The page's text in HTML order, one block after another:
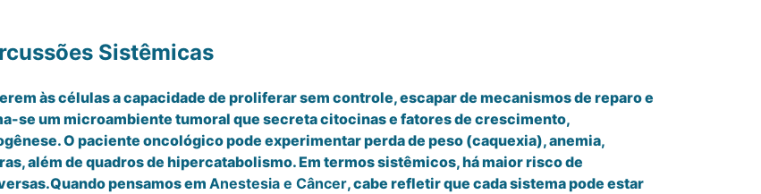
Sistêmicas
às células a capacidade de proliferar sem controle, escapar de mecanismos de reparo e
se um microambiente tumoral que secreta citocinas e fatores de crescimento,
O paciente oncológico pode experimentar perda de peso (caquexia), anemia,
além de quadros de hipercatabolismo. Em termos sistêmicos, há maior risco de
pensamos em Anestesia e Câncer, cabe refletir que cada sistema pode estar